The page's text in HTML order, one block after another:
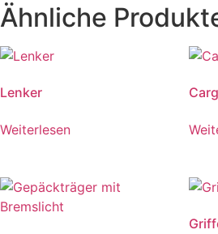
Ähnliche
Lenker
Weiterlesen